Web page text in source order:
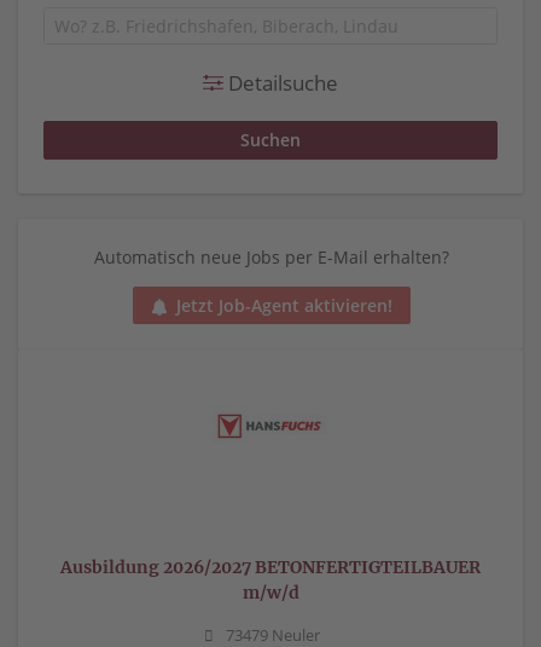
Detailsuche
Automatisch neue Jobs per E-Mail erhalten?
Jetzt Job-Agent aktivieren!
Ausbildung 2026/2027 BETONFERTIGTEILBAUER
m/w/d
73479 Neuler